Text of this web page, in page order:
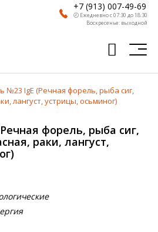
+7 (913) 007-49-69
🕗 Ежедневно с 07:30 до 18:30
Воскресенье: выходной
№23 IgE (Речная форель, рыба сиг,
лангуст, устрицы, осьминог)
форель, рыба сиг,
раки, лангуст,